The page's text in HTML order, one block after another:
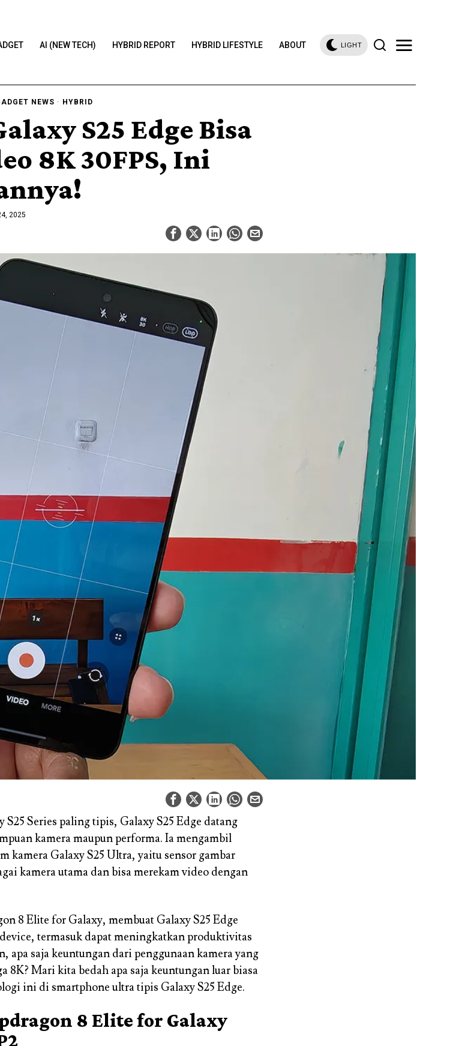
AI (NEW TECH) HYBRID REPORT HYBRID LIFESTYLE ABOUT LIGHT
NEWS · HYBRID
S25 Edge Bisa
8K 30FPS, Ini
2025
S25 Series paling tipis, Galaxy S25 Edge datang
kamera maupun performa. Ia mengambil
kamera Galaxy S25 Ultra, yaitu sensor gambar
kamera utama dan bisa merekam video dengan
8 Elite for Galaxy, membuat Galaxy S25 Edge
termasuk dapat meningkatkan produktivitas
apa saja keuntungan dari penggunaan kamera yang
8K? Mari kita bedah apa saja keuntungan luar biasa
ini di smartphone ultra tipis Galaxy S25 Edge.
8 Elite for Galaxy